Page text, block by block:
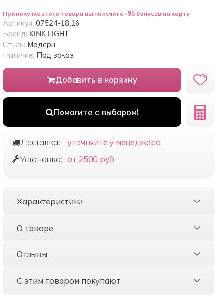
При покупке этого товара вы получите +95 бонусов на карту
Добавить в корзину
Помогите с выбором!
Артикул: 07524-18,16
Бренд: KINK LIGHT
Стиль: Модерн
Наличие: Под заказ
Доставка:
уточняйте у менеджера
Установка: от 2500 руб
Характеристики
О товаре
Отзывы
С этим товаром покупают